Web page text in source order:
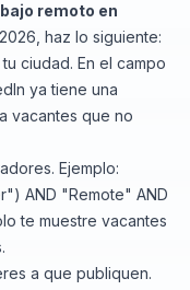
remoto en
haz lo siguiente:
ciudad. En el campo
ya tiene una
vacantes que no
Ejemplo:
AND "Remote" AND
te muestre vacantes
a que publiquen.